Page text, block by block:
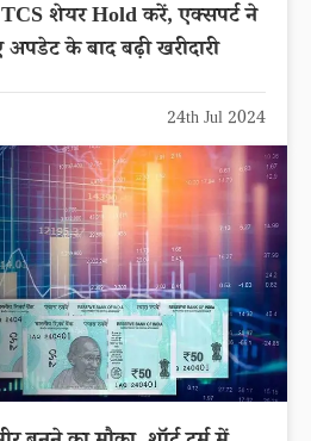
शेयर Hold करें, एक्सपर्ट ने
के बाद बढ़ी खरीदारी
24th Jul 2024